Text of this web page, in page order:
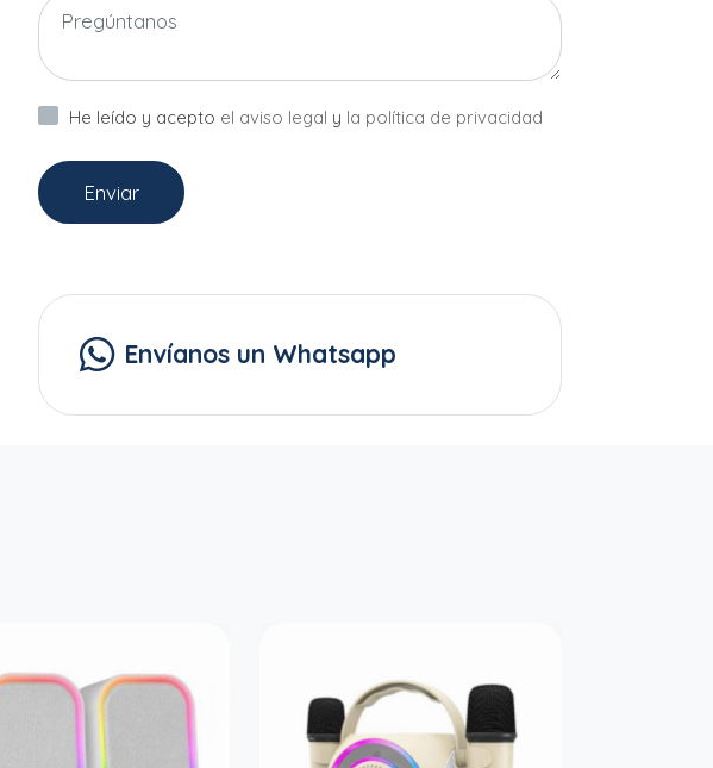
He leído y acepto el aviso legal y la política de privacidad
Enviar
Envíanos un Whatsapp